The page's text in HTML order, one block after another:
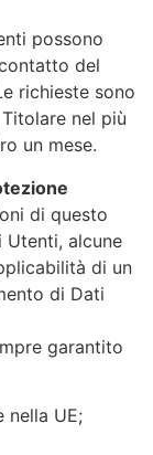
possono
del
richieste sono
nel più
un mese.
di questo
alcune
di un
di Dati
garantito
nella UE;